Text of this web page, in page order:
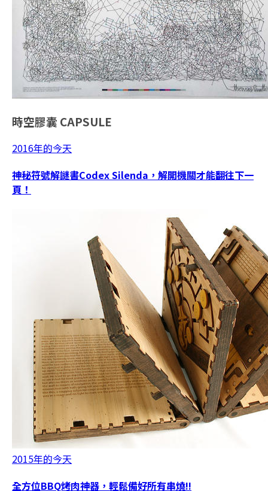
時空膠囊 CAPSULE
2016年的今天
神秘符號解謎書Codex Silenda，解開機關才能翻往下一
頁！
2015年的今天
全方位BBQ烤肉神器，輕鬆備好所有串燒!!